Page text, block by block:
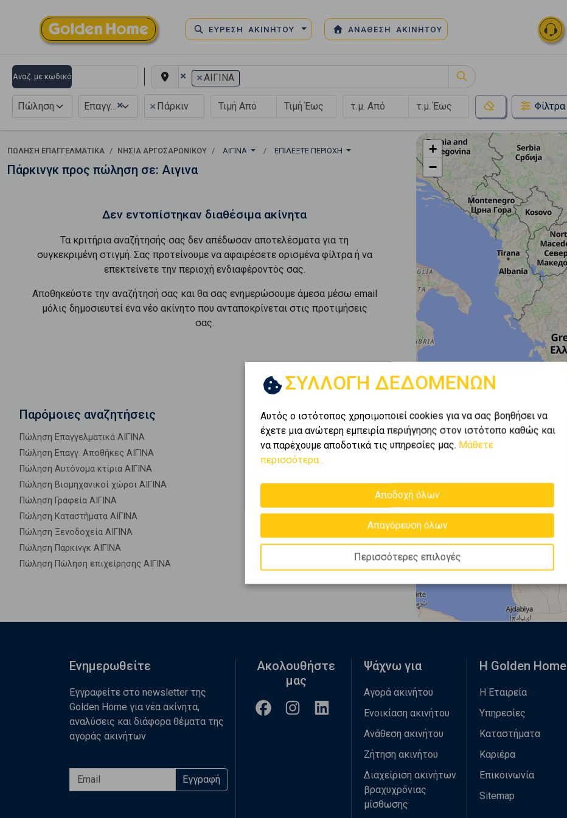
ΕΥΡΕΣΗ ΑΚΙΝΗΤΟΥ ΑΝΑΘΕΣΗ ΑΚΙΝΗΤΟΥ
Αναζ. με κωδικό × ×ΑΙΓΙΝΑ
Πώληση ×
Επαγγελματικό × Πάρκιν Φίλτρα
ΠΏΛΗΣΗ ΕΠΑΓΓΕΛΜΑΤΙΚΆ ΝΗΣΙΑ ΑΡΓΟΣΑΡΩΝΙΚΟΥ ΑΙΓΙΝΑ ΕΠΙΛΈΞΤΕ ΠΕΡΙΟΧΉ
Πάρκινγκ προς πώληση σε: Αιγινα
Δεν εντοπίστηκαν διαθέσιμα ακίνητα
Τα κριτήρια αναζήτησής σας δεν απέδωσαν αποτελέσματα για τη
συγκεκριμένη στιγμή. Σας προτείνουμε να αφαιρέσετε ορισμένα φίλτρα ή να
επεκτείνετε την περιοχή ενδιαφέροντός σας.
Αποθηκεύστε την αναζήτησή σας και θα σας ενημερώσουμε άμεσα μέσω email
μόλις δημοσιευτεί ένα νέο ακίνητο που ανταποκρίνεται στις προτιμήσεις
σας.
Παρόμοιες αναζητήσεις
Πώληση Επαγγελματικά ΑΙΓΙΝΑ
Πώληση Επαγγ. Αποθήκες ΑΙΓΙΝΑ
Πώληση Αυτόνομα κτίρια ΑΙΓΙΝΑ
Πώληση Βιομηχανικοί χώροι ΑΙΓΙΝΑ
Πώληση Γραφεία ΑΙΓΙΝΑ
Πώληση Καταστήματα ΑΙΓΙΝΑ
Πώληση Ξενοδοχεία ΑΙΓΙΝΑ
Πώληση Πάρκινγκ ΑΙΓΙΝΑ
Πώληση Πώληση επιχείρησης ΑΙΓΙΝΑ
+
−
ΣΥΛΛΟΓΗ ΔΕΔΟΜΕΝΩΝ
Αυτός ο ιστότοπος χρησιμοποιεί cookies για να σας βοηθήσει να
έχετε μια ανώτερη εμπειρία περιήγησης στον ιστότοπο καθώς και
να παρέχουμε αποδοτικά τις υπηρεσίες μας. Μάθετε
περισσότερα...
Αποδοχή όλων
Απαγόρευση όλων
Περισσότερες επιλογές
Ενημερωθείτε
Εγγραφείτε στο newsletter της
Golden Home για νέα ακίνητα,
αναλύσεις και διάφορα θέματα της
αγοράς ακινήτων
Εγγραφή
Ακολουθήστε
μας
Ψάχνω για
Αγορά ακινήτου
Ενοικίαση ακινήτου
Ανάθεση ακινήτου
Ζήτηση ακινήτου
Διαχείριση ακινήτων
βραχυχρόνιας
μίσθωσης
Η Golden Home
Η Εταιρεία
Υπηρεσίες
Καταστήματα
Καριέρα
Επικοινωνία
Sitemap